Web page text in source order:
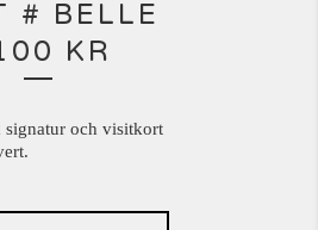
# BELLE
KR
signatur och visitkort